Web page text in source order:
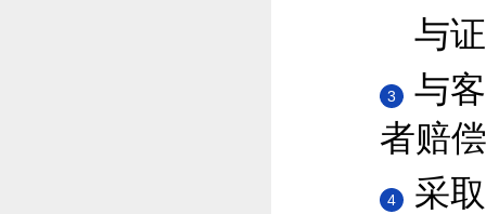
与
3
与
者赔
4
采